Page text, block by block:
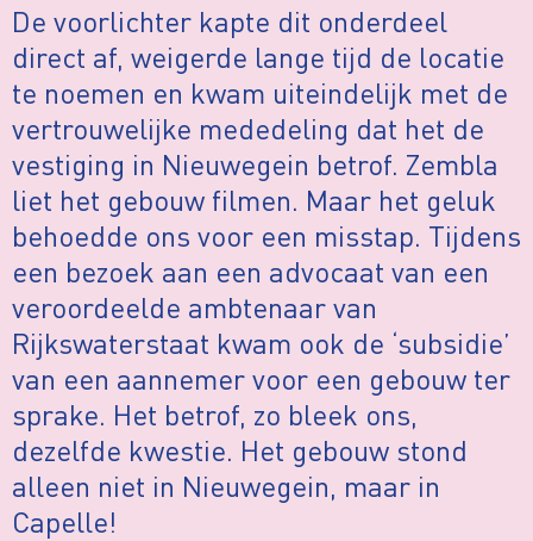
De voorlichter kapte dit onderdeel
direct af, weigerde lange tijd de locatie
te noemen en kwam uiteindelijk met de
vertrouwelijke mededeling dat het de
vestiging in Nieuwegein betrof. Zembla
liet het gebouw filmen. Maar het geluk
behoedde ons voor een misstap. Tijdens
een bezoek aan een advocaat van een
veroordeelde ambtenaar van
Rijkswaterstaat kwam ook de ‘subsidie’
van een aannemer voor een gebouw ter
sprake. Het betrof, zo bleek ons,
dezelfde kwestie. Het gebouw stond
alleen niet in Nieuwegein, maar in
Capelle!